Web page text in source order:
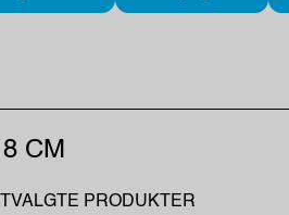
CM
PRODUKTER